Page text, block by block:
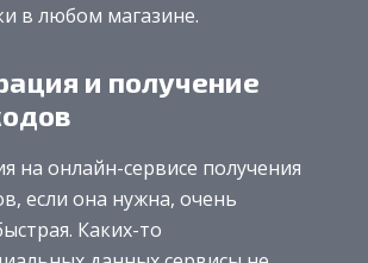
в любом магазине.
и получение
на онлайн-сервисе получения
если она нужна, очень
Каких-то